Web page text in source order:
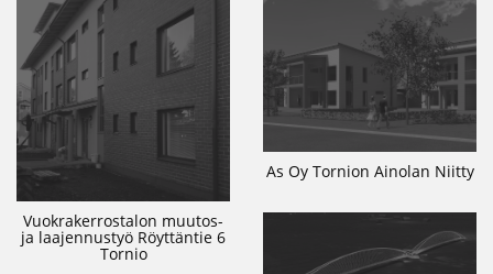
Vuokrakerrostalon muutos-
ja laajennustyö Röyttäntie 6
Tornio
As Oy Tornion Ainolan Niitty